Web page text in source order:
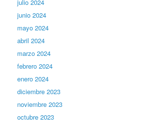
julio 2024
junio 2024
mayo 2024
abril 2024
marzo 2024
febrero 2024
enero 2024
diciembre 2023
noviembre 2023
octubre 2023